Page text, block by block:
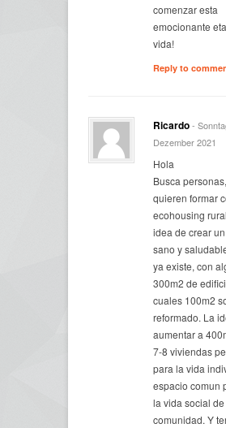
comenzar esta
emocionante
vida!
Reply to
Ricardo-
Dezember 2021
Hola
Busca
quieren formar
ecohousing
idea de crear
sano y
ya existe, con
300m2 de
cuales 100m2
reformado. La
aumentar a
7-8 viviendas
para la vida
espacio comun
la vida social de
comunidad. Y